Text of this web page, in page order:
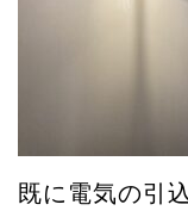
既に電気の引